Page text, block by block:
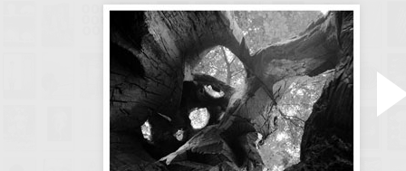
rencontres entre
diffuser de
photographie en
donner une bonne
travaux des
adhérents